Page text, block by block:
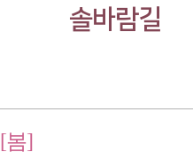
솔바람길
[봄]